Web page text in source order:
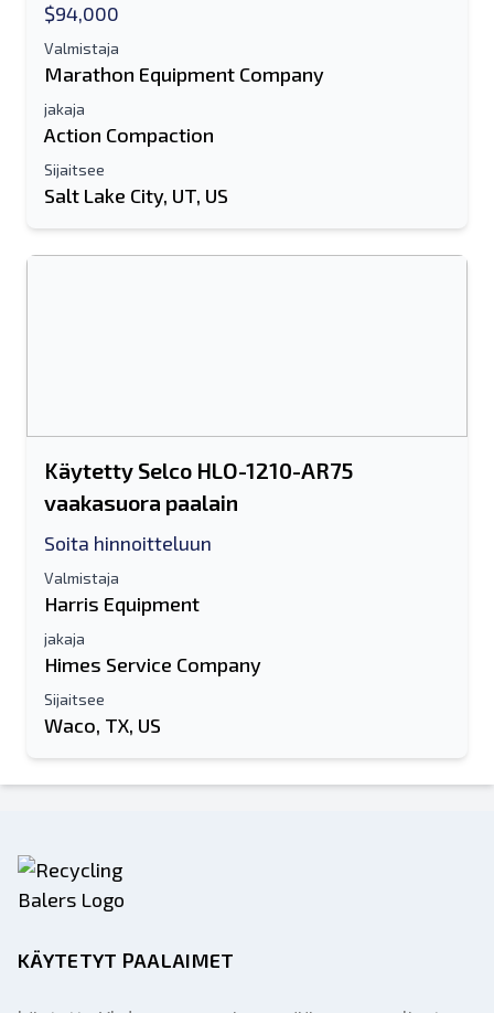
$94,000
Valmistaja
Marathon Equipment Company
jakaja
Action Compaction
Sijaitsee
Salt Lake City, UT, US
Käytetty Selco HLO-1210-AR75
vaakasuora paalain
Soita hinnoitteluun
Valmistaja
Harris Equipment
jakaja
Himes Service Company
Sijaitsee
Waco, TX, US
KÄYTETYT PAALAIMET